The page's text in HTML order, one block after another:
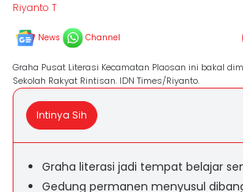
Riyanto T
News Channel
Graha Pusat Literasi Kecamatan Plaosan ini bakal
Sekolah Rakyat Rintisan. IDN Times/Riyanto.
Intinya Sih
Graha literasi jadi tempat belajar
Gedung permanen menyusul